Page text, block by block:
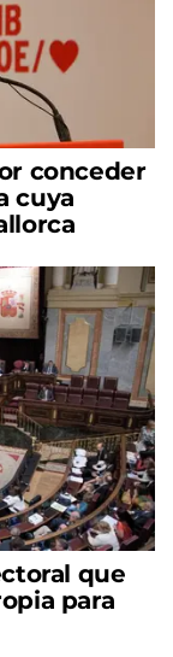
conceder
cuya
que
para